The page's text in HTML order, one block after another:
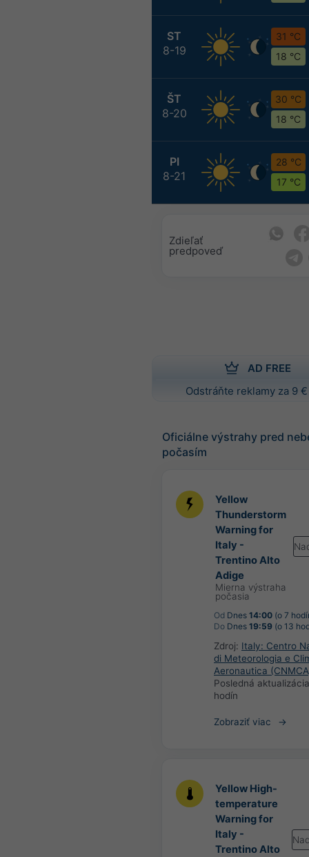
ST
8-19
31 °C
18 °C
ŠT
8-20
30 °C
18 °C
PI
8-21
28 °C
17 °C
Zdieľať
predpoveď
AD FREE
Odstráňte reklamy za 9
Oficiálne výstrahy pred
počasím
Yellow
Thunderstorm
Warning for
Italy -
Trentino Alto
Adige
Mierna výstraha
počasia
Od Dnes 14:00 (o 7
Do Dnes 19:59 (o 13
Zdroj: Italy: Centro
di Meteorologia e
Aeronautica
Posledná
hodín
Zobraziť viac
Yellow High-
temperature
Warning for
Italy -
Trentino Alto